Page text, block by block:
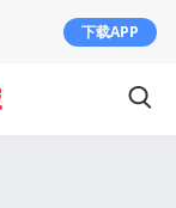
下载APP